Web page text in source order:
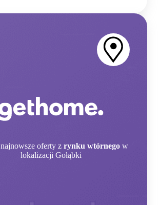
najnowsze oferty z rynku wtórnego w
lokalizacji Gołąbki